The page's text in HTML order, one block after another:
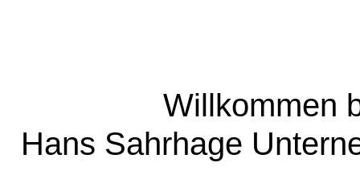
Willkommen
Hans Sahrhage